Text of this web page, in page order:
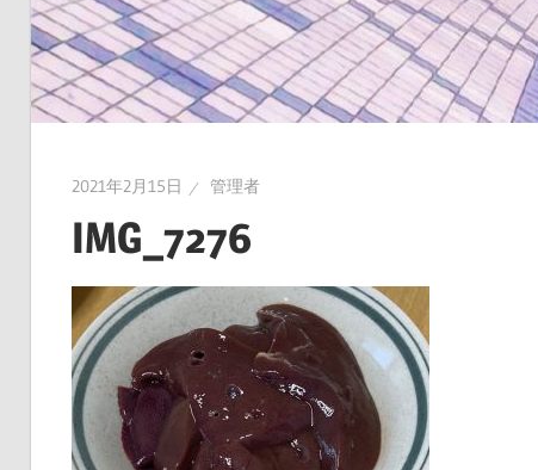
2021年2月15日 管理者
IMG_7276